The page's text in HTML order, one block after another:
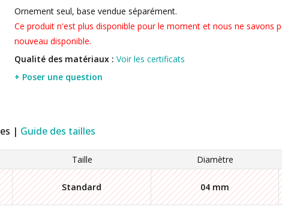
Ornement seul, base vendue séparément.
Ce produit n'est plus disponible pour le moment et nous ne savons
nouveau disponible.
Qualité des matériaux : Voir les certificats
+ Poser une question
| Guide des tailles
Taille Diamètre
Standard 04 mm